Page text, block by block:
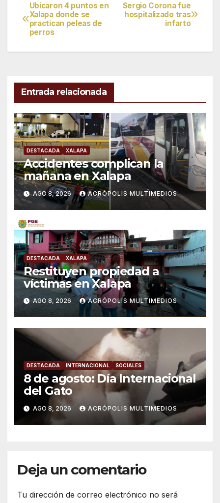
Navegación
de
entradas
Sergio Corona fue
hospitalizado tras
infarto
Ubicaron 4 puntos en
Xalapa donde se
practican peleas de
perros
Entrada relacionada
DESTACADA XALAPA
Accidentes complican la
mañana en Xalapa
AGO 8, 2026 ACRÓPOLIS MULTIMEDIOS
DESTACADA XALAPA
Restituyen propiedad a
víctimas en Xalapa
AGO 8, 2026 ACRÓPOLIS MULTIMEDIOS
DESTACADA INTERNACIONAL SOCIALES
8 de agosto: Día Internacional
del Gato
AGO 8, 2026 ACRÓPOLIS MULTIMEDIOS
Deja un comentario
Tu dirección de correo electrónico no será